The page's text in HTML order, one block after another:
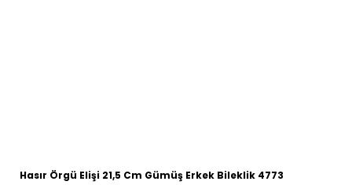
Hasır Örgü Elişi 21,5 Cm Gümüş Erkek Bileklik 4773